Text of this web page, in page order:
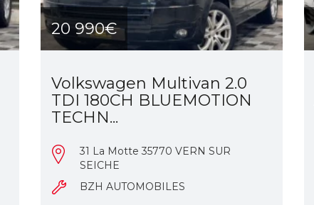
20 990€
Volkswagen Multivan 2.0
TDI 180CH BLUEMOTION
TECHN...
31 La Motte 35770 VERN SUR
SEICHE
BZH AUTOMOBILES